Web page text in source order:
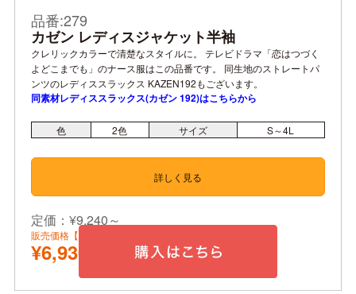
品番:279
カゼン レディスジャケット半袖
クレリックカラーで清楚なスタイルに。 テレビドラマ「恋はつづく
よどこまでも」のナース服はこの品番です。 同生地のストレートパ
ンツのレディススラックス KAZEN192もございます。
同素材レディススラックス(カゼン 192)はこちらから
色 2色 サイズ S～4L
詳しく見る
定価：¥9,240～
販売価格【税込】
¥6,930～